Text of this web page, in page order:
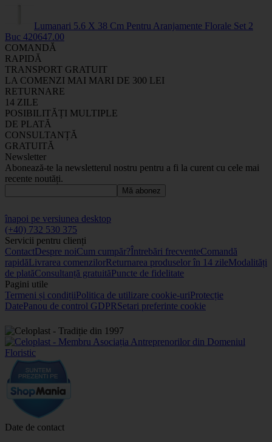
Lumanari 5.6 X 38 Cm Pentru Aranjamente Florale Set 2
Buc 420647.00
COMANDĂ
RAPIDĂ
TRANSPORT GRATUIT
LA COMENZI MAI MARI DE 300 LEI
RETURNARE
14 ZILE
POSIBILITĂȚI MULTIPLE
DE PLATĂ
CONSULTANȚĂ
GRATUITĂ
Newsletter
Abonează-te la newsletterul nostru pentru a fi la curent cu cele mai
recente noutăți.
Mă abonez
înapoi pe versiunea desktop
(+40) 732 530 375
Servicii pentru clienți
ContactDespre noiCum cumpăr?Întrebări frecventeComandă
rapidăLivrarea comenzilorReturnarea produselor în 14 zileModalități
de platăConsultanță gratuităPuncte de fidelitate
Pagini utile
Termeni și condițiiPolitica de utilizare cookie-uriProtecție
DatePanou de control GDPRSetari preferinte cookie
Date de contact